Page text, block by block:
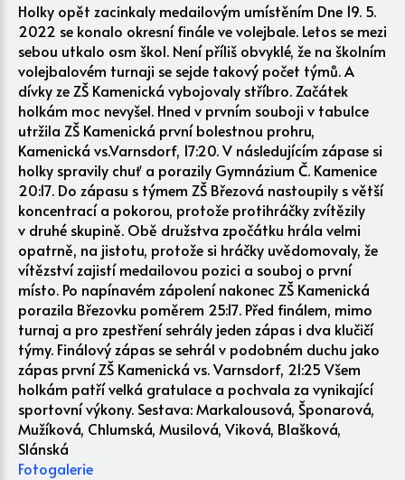
Holky opět zacinkaly medailovým umístěním Dne 19. 5.
2022 se konalo okresní finále ve volejbale. Letos se mezi
sebou utkalo osm škol. Není příliš obvyklé, že na školním
volejbalovém turnaji se sejde takový počet týmů. A
dívky ze ZŠ Kamenická vybojovaly stříbro. Začátek
holkám moc nevyšel. Hned v prvním souboji v tabulce
utržila ZŠ Kamenická první bolestnou prohru,
Kamenická vs.Varnsdorf, 17:20. V následujícím zápase si
holky spravily chuť a porazily Gymnázium Č. Kamenice
20:17. Do zápasu s týmem ZŠ Březová nastoupily s větší
koncentrací a pokorou, protože protihráčky zvítězily
v druhé skupině. Obě družstva zpočátku hrála velmi
opatrně, na jistotu, protože si hráčky uvědomovaly, že
vítězství zajistí medailovou pozici a souboj o první
místo. Po napínavém zápolení nakonec ZŠ Kamenická
porazila Březovku poměrem 25:17. Před finálem, mimo
turnaj a pro zpestření sehrály jeden zápas i dva klučičí
týmy. Finálový zápas se sehrál v podobném duchu jako
zápas první ZŠ Kamenická vs. Varnsdorf, 21:25 Všem
holkám patří velká gratulace a pochvala za vynikající
sportovní výkony. Sestava: Markalousová, Šponarová,
Mužíková, Chlumská, Musilová, Viková, Blašková,
Slánská
Fotogalerie